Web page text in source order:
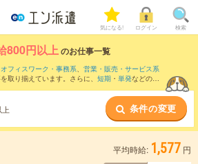
気になる! ログイン 検索
800円以上のお仕事一覧
オフィスワーク・事務系、 営業・販売・サービス系
取り揃えています。さらに、 短期 ・ 単発などの期
人はこちら
金以上の求人のみを掲載しています。
条件の変更
平均時給: 1,577 円